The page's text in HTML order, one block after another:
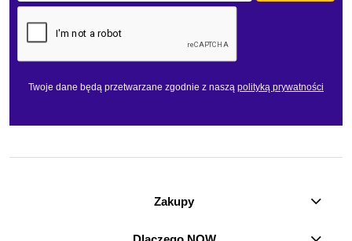
Twoje dane będą przetwarzane zgodnie z naszą polityką prywatności
Zakupy